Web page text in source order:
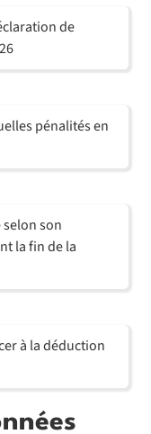
de
pénalités en
son
la fin de la
à la déduction